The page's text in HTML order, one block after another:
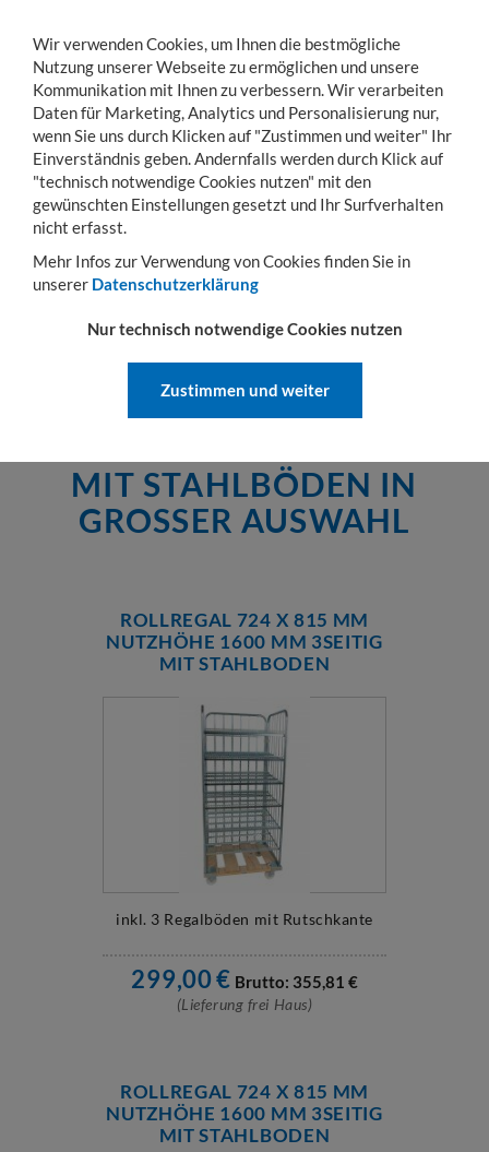
Toggle
navigation
MENÜ KONTO WARENKORB
Sie sind hier: Transportwagen Rollbehälter Rollbehälter mit Stahlböden
3-SEITIGE ROLLBEHÄLTER MIT
STAHLBÖDEN
MIT STAHLBÖDEN IN
GROSSER AUSWAHL
ROLLREGAL 724 X 815 MM
NUTZHÖHE 1600 MM 3SEITIG
MIT STAHLBODEN
inkl. 3 Regalböden mit Rutschkante
299,00€ Brutto: 355,81 €
(Lieferung frei Haus)
ROLLREGAL 724 X 815 MM
NUTZHÖHE 1600 MM 3SEITIG
MIT STAHLBODEN
Wir verwenden Cookies, um Ihnen die bestmögliche
Nutzung unserer Webseite zu ermöglichen und unsere
Kommunikation mit Ihnen zu verbessern. Wir verarbeiten
Daten für Marketing, Analytics und Personalisierung nur,
wenn Sie uns durch Klicken auf "Zustimmen und weiter" Ihr
Einverständnis geben. Andernfalls werden durch Klick auf
"technisch notwendige Cookies nutzen" mit den
gewünschten Einstellungen gesetzt und Ihr Surfverhalten
nicht erfasst.
Mehr Infos zur Verwendung von Cookies finden Sie in
unserer Datenschutzerklärung
Nur technisch notwendige Cookies nutzen
Zustimmen und weiter